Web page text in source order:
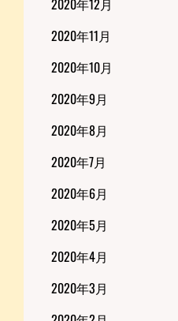
2020年11月
2020年10月
2020年9月
2020年8月
2020年7月
2020年6月
2020年5月
2020年4月
2020年3月